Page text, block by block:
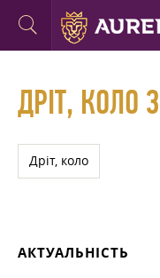
ДРІТ, КОЛО
Дріт, коло
АКТУАЛЬНІСТЬ